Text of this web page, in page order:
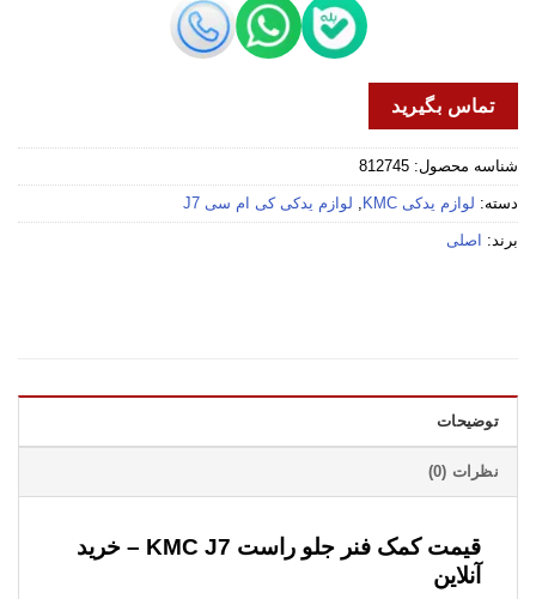
تماس بگیرید
شناسه محصول: 812745
دسته: لوازم یدکی KMC , لوازم یدکی کی ام سی J7
برند: اصلی
توضیحات
نظرات (0)
قیمت کمک فنر جلو راست KMC J7 – خرید
آنلاین